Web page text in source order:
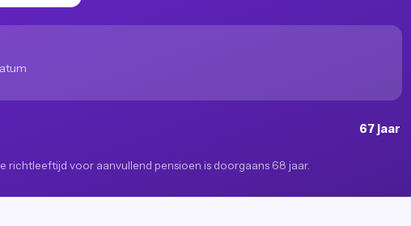
67 jaar
richtleeftijd voor aanvullend pensioen is doorgaans 68 jaar.